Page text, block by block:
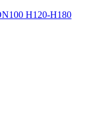
H120-H180